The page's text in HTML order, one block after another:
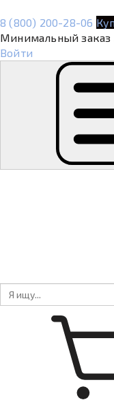
8 (800) 200-28-06
Минимальный заказ
Войти